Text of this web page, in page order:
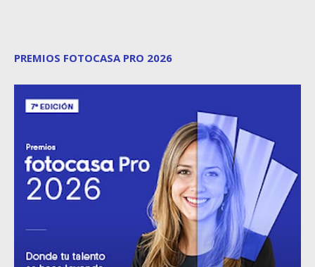
PREMIOS FOTOCASA PRO 2026